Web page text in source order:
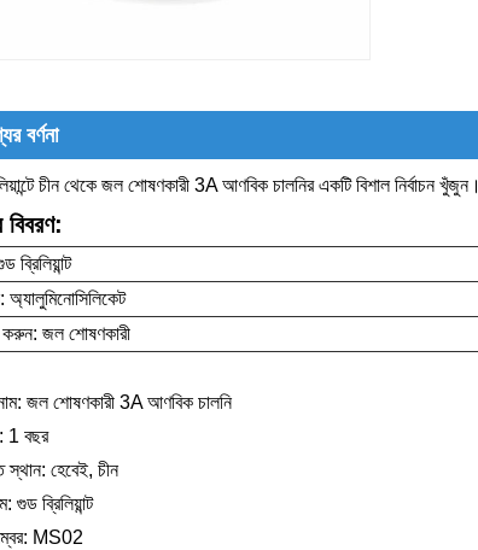
বর্ণনা
চীন থেকে জল শোষণকারী 3A আণবিক চালনির একটি বিশাল নির্বাচন খুঁজুন।
বিবরণ:
ব্রিলিয়ান্ট
অ্যালুমিনোসিলিকেট
করুন: জল শোষণকারী
জল শোষণকারী 3A আণবিক চালনি
1 বছর
স্থান: হেবেই, চীন
গুড ব্রিলিয়ান্ট
MS02